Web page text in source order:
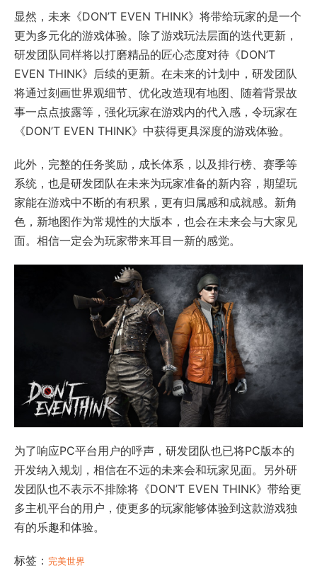
显然，未来《DON’T EVEN THINK》将带给玩家的是一个
更为多元化的游戏体验。除了游戏玩法层面的迭代更新，
研发团队同样将以打磨精品的匠心态度对待《DON’T
EVEN THINK》后续的更新。在未来的计划中，研发团队
将通过刻画世界观细节、优化改造现有地图、随着背景故
事一点点披露等，强化玩家在游戏内的代入感，令玩家在
《DON’T EVEN THINK》中获得更具深度的游戏体验。
此外，完整的任务奖励，成长体系，以及排行榜、赛季等
系统，也是研发团队在未来为玩家准备的新内容，期望玩
家能在游戏中不断的有积累，更有归属感和成就感。新角
色，新地图作为常规性的大版本，也会在未来会与大家见
面。相信一定会为玩家带来耳目一新的感觉。
为了响应PC平台用户的呼声，研发团队也已将PC版本的
开发纳入规划，相信在不远的未来会和玩家见面。另外研
发团队也不表示不排除将《DON’T EVEN THINK》带给更
多主机平台的用户，使更多的玩家能够体验到这款游戏独
有的乐趣和体验。
标签： 完美世界